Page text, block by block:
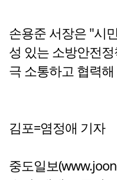
손용준 서장은 "시
성 있는 소방안전
극 소통하고 협력
김포=염정애 기자
중도일보